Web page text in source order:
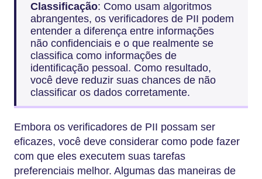
Classificação: Como usam algoritmos
abrangentes, os verificadores de PII podem
entender a diferença entre informações
não confidenciais e o que realmente se
classifica como informações de
identificação pessoal. Como resultado,
você deve reduzir suas chances de não
classificar os dados corretamente.
Embora os verificadores de PII possam ser
eficazes, você deve considerar como pode fazer
com que eles executem suas tarefas
preferenciais melhor. Algumas das maneiras de